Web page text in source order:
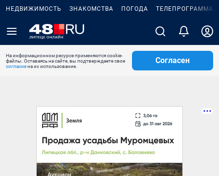
НЕДВИЖИМОСТЬ ЗНАКОМСТВА ПОГОДА ТЕЛЕПРОГРАММА
На информационном ресурсе применяются cookie-
файлы. Оставаясь на сайте, вы подтверждаете свое
согласиена их использование.
Согласен